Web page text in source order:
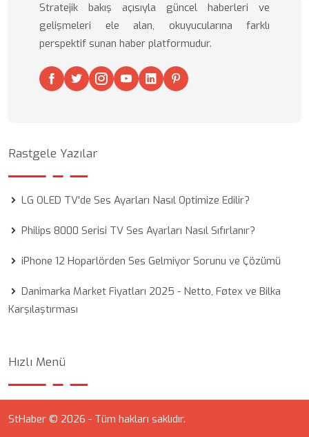
Stratejik bakış açısıyla güncel haberleri ve
gelişmeleri ele alan, okuyucularına farklı
perspektif sunan haber platformudur.
Rastgele Yazılar
LG OLED TV'de Ses Ayarları Nasıl Optimize Edilir?
Philips 8000 Serisi TV Ses Ayarları Nasıl Sıfırlanır?
iPhone 12 Hoparlörden Ses Gelmiyor Sorunu ve Çözümü
Danimarka Market Fiyatları 2025 - Netto, Føtex ve Bilka
Karşılaştırması
Hızlı Menü
StHaber © 2026 - Tüm hakları saklıdır.